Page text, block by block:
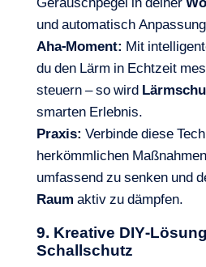
und automatisch
Aha-Moment: Mit
du den Lärm in Echtzeit
steuern – so wird
smarten Erlebnis.
Praxis: Verbinde diese
herkömmlichen
umfassend zu senken und
Raumaktiv zu dämpfen.
9. Kreative DIY-
Schallschutz